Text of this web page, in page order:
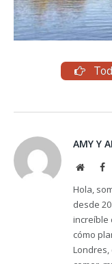
AMY Y
Website
Hola,
desde
increíble
cómo